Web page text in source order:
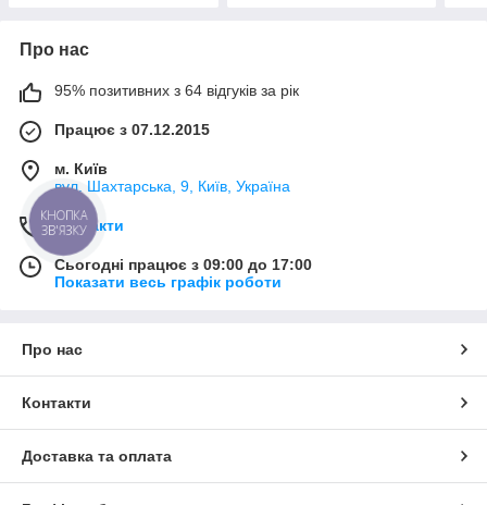
Про нас
95% позитивних з 64 відгуків за рік
Працює з 07.12.2015
м. Київ
вул. Шахтарська, 9, Київ, Україна
Контакти
Сьогодні працює з 09:00 до 17:00
Показати весь графік роботи
Про нас
Контакти
Доставка та оплата
КНОПКА
ЗВ'ЯЗКУ